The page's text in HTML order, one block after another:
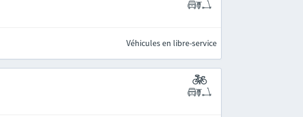
Véhicules en libre-service